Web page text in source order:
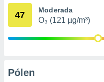
47 Moderada
O₃ (121 µg/m³)
Pólen